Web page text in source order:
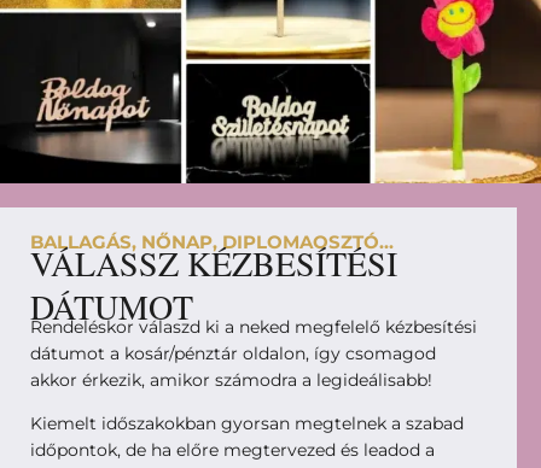
BALLAGÁS, NŐNAP, DIPLOMAOSZTÓ...
VÁLASSZ KÉZBESÍTÉSI
DÁTUMOT
Rendeléskor válaszd ki a neked megfelelő kézbesítési
dátumot a kosár/pénztár oldalon, így csomagod
akkor érkezik, amikor számodra a legideálisabb!
Kiemelt időszakokban gyorsan megtelnek a szabad
időpontok, de ha előre megtervezed és leadod a